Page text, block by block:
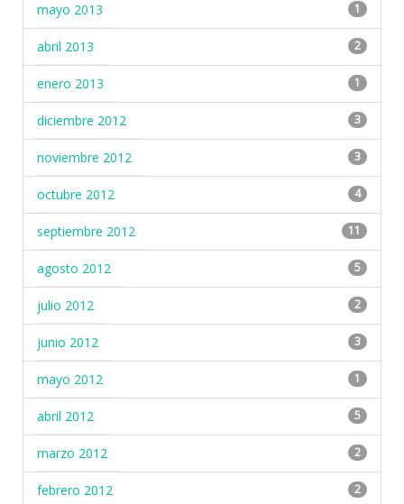
mayo 2013 1
abril 2013 2
enero 2013 1
diciembre 2012 3
noviembre 2012 3
octubre 2012 4
septiembre 2012 11
agosto 2012 5
julio 2012 2
junio 2012 3
mayo 2012 1
abril 2012 5
marzo 2012 2
febrero 2012 2